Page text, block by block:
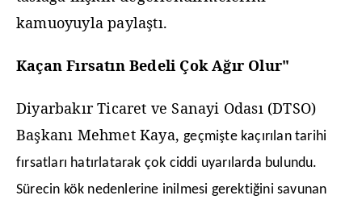
kamuoyuyla paylaştı.
Kaçan Fırsatın Bedeli Çok Ağır Olur"
Diyarbakır Ticaret ve Sanayi Odası (DTSO)
Başkanı Mehmet Kaya, geçmişte kaçırılan tarihi
fırsatları hatırlatarak çok ciddi uyarılarda bulundu.
Sürecin kök nedenlerine inilmesi gerektiğini savunan